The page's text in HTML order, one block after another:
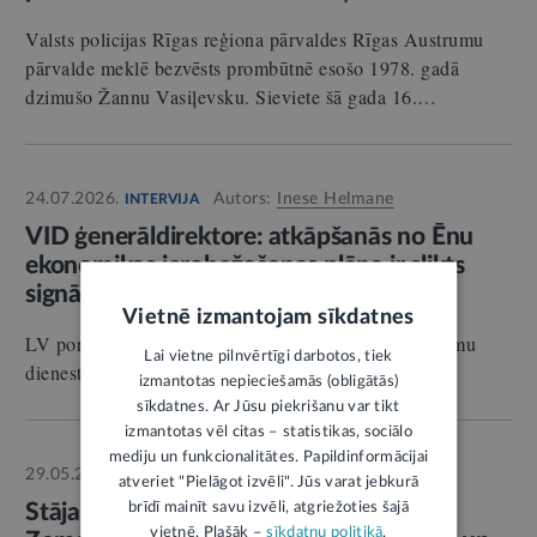
Valsts policijas Rīgas reģiona pārvaldes Rīgas Austrumu
pārvalde meklē bezvēsts prombūtnē esošo 1978. gadā
dzimušo Žannu Vasiļevsku. Sieviete šā gada 16.…
24.07.2026. INTERVIJA Autors: Inese Helmane
VID ģenerāldirektore: atkāpšanās no Ēnu
ekonomikas ierobežošanas plāna ir slikts
signāls sabiedrībai
LV portālam: BAIBA ŠMITE-ROĶE, Valsts ieņēmumu
dienesta ģenerāldirektore.
29.05.2026.STĀJAS SPĒKĀ Autors:LV portāls
Stājas spēkā likuma grozījumi, kas
Vietnē izmantojam sīkdatnes
Lai vietne pilnvērtīgi darbotos, tiek
izmantotas nepieciešamās (obligātās)
sīkdatnes. Ar Jūsu piekrišanu var tikt
izmantotas vēl citas – statistikas, sociālo
mediju un funkcionalitātes. Papildinformācijai
atveriet "Pielāgot izvēli". Jūs varat jebkurā
brīdī mainīt savu izvēli, atgriežoties šajā
vietnē. Plašāk –sīkdatņu politikā.